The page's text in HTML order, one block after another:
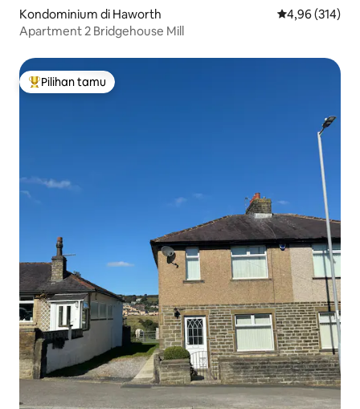
Kondominium di Haworth Nilai rata-rata
4,96 (314)
Apartment 2 Bridgehouse Mill
Pilihan tamu terpopuler
Pilihan tamu